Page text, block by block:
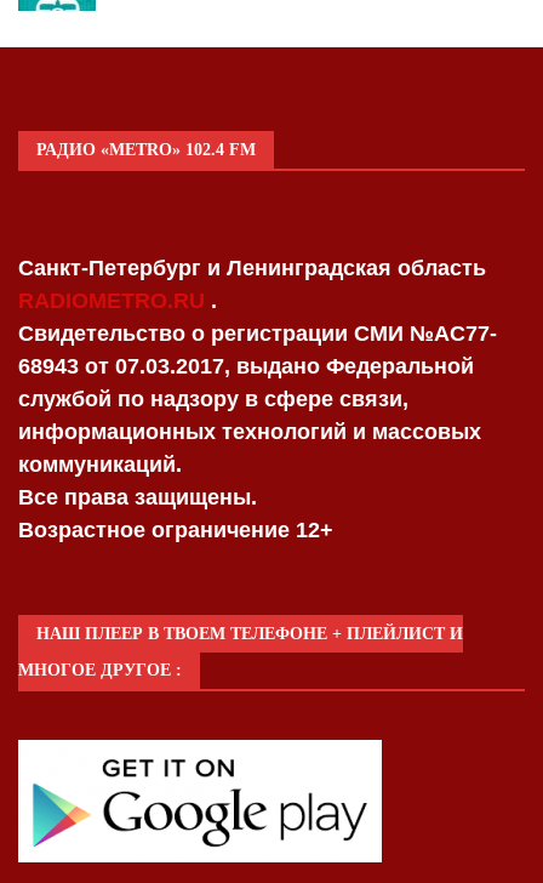
РАДИО «METRO» 102.4 FM
Санкт-Петербург и Ленинградская область
RADIOMETRO.RU .
Свидетельство о регистрации СМИ №AC77-
68943 от 07.03.2017, выдано Федеральной
службой по надзору в сфере связи,
информационных технологий и массовых
коммуникаций.
Все права защищены.
Возрастное ограничение 12+
НАШ ПЛЕЕР В ТВОЕМ ТЕЛЕФОНЕ + ПЛЕЙЛИСТ И
МНОГОЕ ДРУГОЕ :